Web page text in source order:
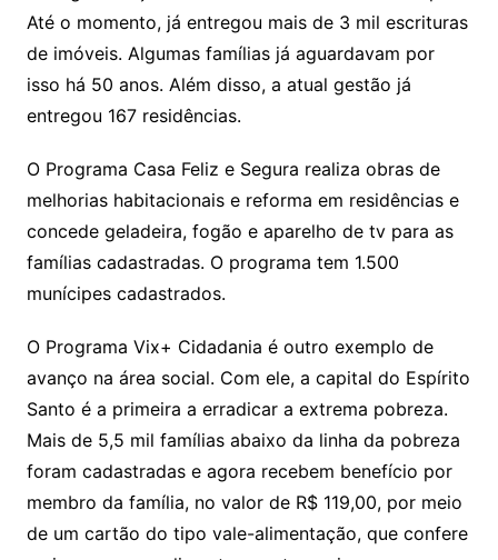
Até o momento, já entregou mais de 3 mil escrituras
de imóveis. Algumas famílias já aguardavam por
isso há 50 anos. Além disso, a atual gestão já
entregou 167 residências.
O Programa Casa Feliz e Segura realiza obras de
melhorias habitacionais e reforma em residências e
concede geladeira, fogão e aparelho de tv para as
famílias cadastradas. O programa tem 1.500
munícipes cadastrados.
O Programa Vix+ Cidadania é outro exemplo de
avanço na área social. Com ele, a capital do Espírito
Santo é a primeira a erradicar a extrema pobreza.
Mais de 5,5 mil famílias abaixo da linha da pobreza
foram cadastradas e agora recebem benefício por
membro da família, no valor de R$ 119,00, por meio
de um cartão do tipo vale-alimentação, que confere